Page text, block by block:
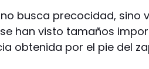
no busca precocidad, sino
han visto tamaños
obtenida por el pie del